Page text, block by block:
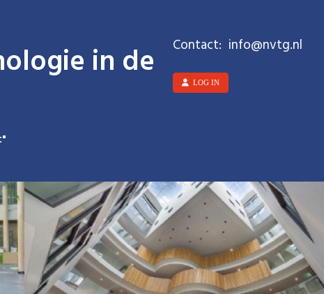
in de
Contact: ofni@nvtg.nl
LOG IN